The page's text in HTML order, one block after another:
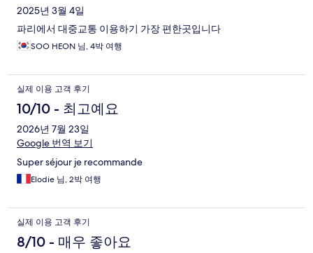
후
기
2025년 3월 4일
파리에서 대중교통 이용하기 가장 편한곳입니다
SOO HEON 님, 4박 여행
실제 이용 고객 후기
10/10 - 최고예요
2026년 7월 23일
Google 번역 보기
Super séjour je recommande
Elodie 님, 2박 여행
실제 이용 고객 후기
8/10 - 매우 좋아요